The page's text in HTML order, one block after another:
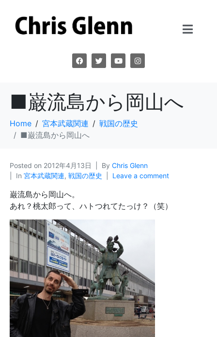
■巌流島から岡山へ
Home 宮本武蔵関連
戦国の歴史
■巌流島から岡山へ
Posted on 2012年4月13日 By Chris Glenn
In 宮本武蔵関連, 戦国の歴史 Leave a comment
巌流島から岡山へ。
あれ？桃太郎って、ハトつれてたっけ？（笑）